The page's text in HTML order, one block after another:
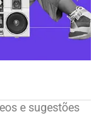
e sugestões